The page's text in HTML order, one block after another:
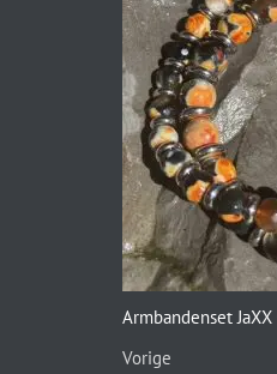
Armbandenset
Vorige